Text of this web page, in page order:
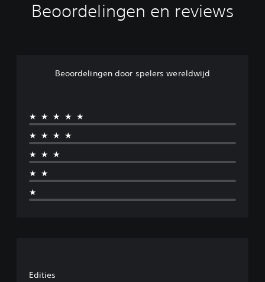
Beoordelingen en reviews
Beoordelingen door spelers wereldwijd
★★★★★
★★★★
★★★
★★
★
Edities